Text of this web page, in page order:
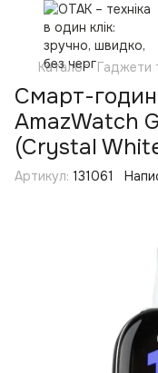
Каталог Гаджети
Смарт-
AmazWatch
(Crystal
Артикул: 131061